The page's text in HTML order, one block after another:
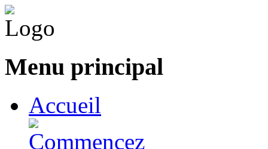
Menu principal
Accueil